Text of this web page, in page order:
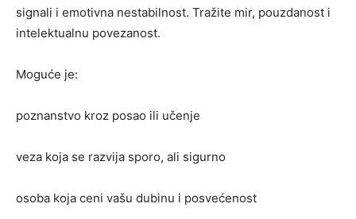
signali i emotivna nestabilnost. Tražite mir, pouzdanost i
intelektualnu povezanost.
Moguće je:
poznanstvo kroz posao ili učenje
veza koja se razvija sporo, ali sigurno
osoba koja ceni vašu dubinu i posvećenost